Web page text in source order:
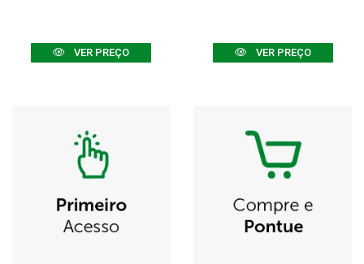
VER PREÇO VER PREÇO